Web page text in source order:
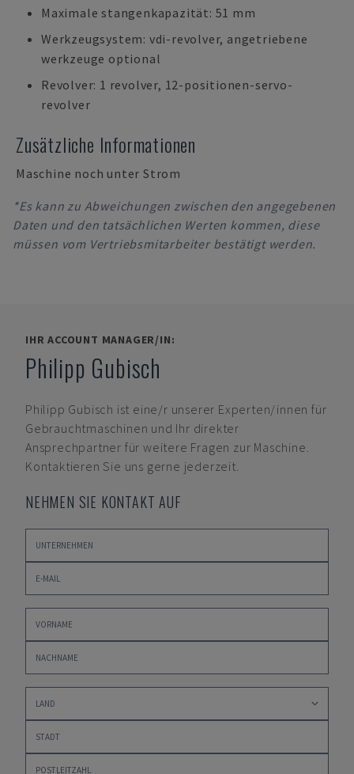
Maximale stangenkapazität: 51 mm
Werkzeugsystem: vdi-revolver, angetriebene
werkzeuge optional
Revolver: 1 revolver, 12-positionen-servo-
revolver
Zusätzliche Informationen
Maschine noch unter Strom
*Es kann zu Abweichungen zwischen den angegebenen
Daten und den tatsächlichen Werten kommen, diese
müssen vom Vertriebsmitarbeiter bestätigt werden.
IHR ACCOUNT MANAGER/IN:
Philipp Gubisch
Philipp Gubisch ist eine/r unserer Experten/innen für
Gebrauchtmaschinen und Ihr direkter
Ansprechpartner für weitere Fragen zur Maschine.
Kontaktieren Sie uns gerne jederzeit.
NEHMEN SIE KONTAKT AUF